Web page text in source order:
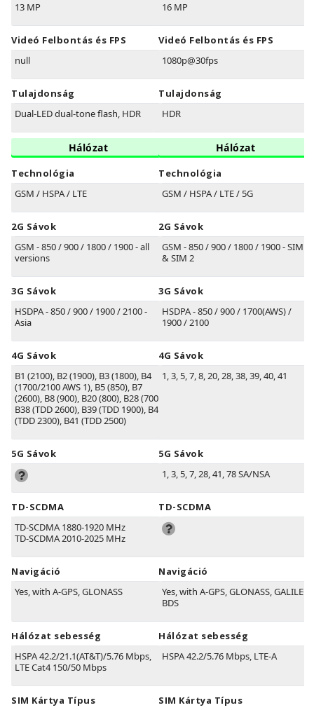
13 MP
Videó Felbontás és FPS
null
Tulajdonság
Dual-LED dual-tone flash, HDR
Hálózat
Technológia
GSM / HSPA / LTE
2G Sávok
GSM - 850 / 900 / 1800 / 1900 - all
versions
3G Sávok
HSDPA - 850 / 900 / 1900 / 2100 -
Asia
4G Sávok
B1 (2100), B2(1900), B3(1800), B4
(1700/2100 AWS 1), B5(850), B7
(2600), B8(900), B20(800), B28(700)
B38(TDD 2600), B39(TDD 1900), B40
(TDD 2300), B41 (TDD 2500)
5G Sávok
TD-SCDMA
TD-SCDMA 1880-1920 MHz
TD-SCDMA 2010-2025 MHz
Navigáció
Yes, with A-GPS, GLONASS
Hálózat sebesség
HSPA 42.2/21.1(AT&T)/5.76 Mbps,
LTE Cat4 150/50 Mbps
SIM Kártya Típus
16 MP
Videó Felbontás és FPS
1080p@30fps
Tulajdonság
HDR
Hálózat
Technológia
GSM / HSPA / LTE / 5G
2G Sávok
GSM - 850 / 900 / 1800 / 1900 - SIM 1
& SIM 2
3G Sávok
HSDPA - 850 / 900 / 1700(AWS) /
1900 / 2100
4G Sávok
1, 3, 5, 7, 8, 20, 28, 38, 39, 40, 41
5G Sávok
1, 3, 5, 7, 28, 41, 78 SA/NSA
TD-SCDMA
Navigáció
Yes, with A-GPS, GLONASS, GALILEO,
BDS
Hálózat sebesség
HSPA 42.2/5.76 Mbps, LTE-A
SIM Kártya Típus